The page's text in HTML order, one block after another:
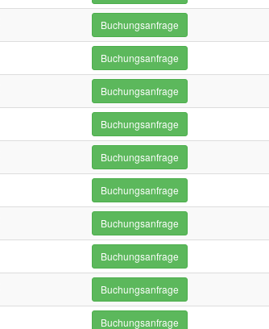
Buchungsanfrage
Buchungsanfrage
Buchungsanfrage
Buchungsanfrage
Buchungsanfrage
Buchungsanfrage
Buchungsanfrage
Buchungsanfrage
Buchungsanfrage
Buchungsanfrage